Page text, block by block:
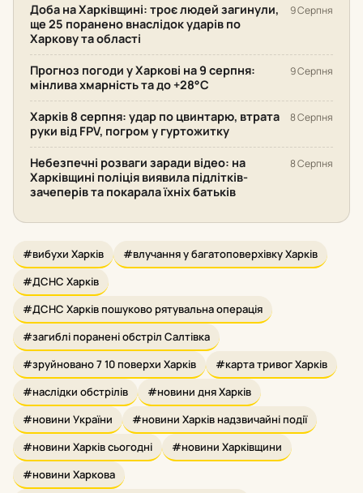
Доба на Харківщині: троє людей загинули,
ще 25 поранено внаслідок ударів по
Харкову та області
9 Серпня
Прогноз погоди у Харкові на 9 серпня:
мінлива хмарність та до +28°С
9 Серпня
Харків 8 серпня: удар по цвинтарю, втрата
руки від FPV, погром у гуртожитку
8 Серпня
Небезпечні розваги заради відео: на
Харківщині поліція виявила підлітків-
зачеперів та покарала їхніх батьків
8 Серпня
#вибухи Харків
#влучання у багатоповерхівку Харків
#ДСНС Харків
#ДСНС Харків пошуково рятувальна операція
#загиблі поранені обстріл Салтівка
#зруйновано 7 10 поверхи Харків
#карта тривог Харків
#наслідки обстрілів
#новини дня Харків
#новини України
#новини Харків надзвичайні події
#новини Харків сьогодні
#новини Харківщини
#новини Харкова